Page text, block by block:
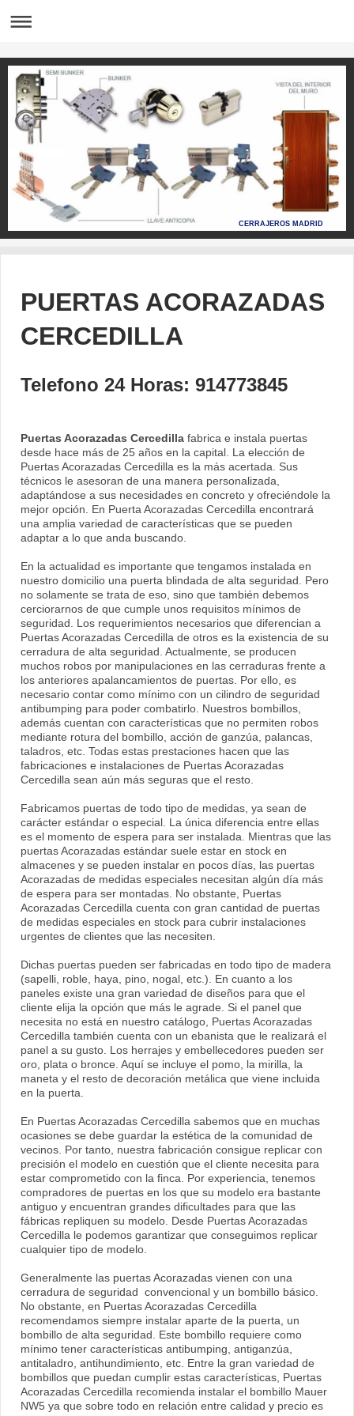
CERRAJEROS MADRID
PUERTAS ACORAZADAS
CERCEDILLA
Telefono 24 Horas: 914773845
Puertas Acorazadas Cercedilla fabrica e instala puertas
desde hace más de 25 años en la capital. La elección de
Puertas Acorazadas Cercedilla es la más acertada. Sus
técnicos le asesoran de una manera personalizada,
adaptándose a sus necesidades en concreto y ofreciéndole la
mejor opción. En Puerta Acorazadas Cercedilla encontrará
una amplia variedad de características que se pueden
adaptar a lo que anda buscando.
En la actualidad es importante que tengamos instalada en
nuestro domicilio una puerta blindada de alta seguridad. Pero
no solamente se trata de eso, sino que también debemos
cerciorarnos de que cumple unos requisitos mínimos de
seguridad. Los requerimientos necesarios que diferencian a
Puertas Acorazadas Cercedilla de otros es la existencia de su
cerradura de alta seguridad. Actualmente, se producen
muchos robos por manipulaciones en las cerraduras frente a
los anteriores apalancamientos de puertas. Por ello, es
necesario contar como mínimo con un cilindro de seguridad
antibumping para poder combatirlo. Nuestros bombillos,
además cuentan con características que no permiten robos
mediante rotura del bombillo, acción de ganzúa, palancas,
taladros, etc. Todas estas prestaciones hacen que las
fabricaciones e instalaciones de Puertas Acorazadas
Cercedilla sean aún más seguras que el resto.
Fabricamos puertas de todo tipo de medidas, ya sean de
carácter estándar o especial. La única diferencia entre ellas
es el momento de espera para ser instalada. Mientras que las
puertas Acorazadas estándar suele estar en stock en
almacenes y se pueden instalar en pocos días, las puertas
Acorazadas de medidas especiales necesitan algún día más
de espera para ser montadas. No obstante, Puertas
Acorazadas Cercedilla cuenta con gran cantidad de puertas
de medidas especiales en stock para cubrir instalaciones
urgentes de clientes que las necesiten.
Dichas puertas pueden ser fabricadas en todo tipo de madera
(sapelli, roble, haya, pino, nogal, etc.). En cuanto a los
paneles existe una gran variedad de diseños para que el
cliente elija la opción que más le agrade. Si el panel que
necesita no está en nuestro catálogo, Puertas Acorazadas
Cercedilla también cuenta con un ebanista que le realizará el
panel a su gusto. Los herrajes y embellecedores pueden ser
oro, plata o bronce. Aquí se incluye el pomo, la mirilla, la
maneta y el resto de decoración metálica que viene incluida
en la puerta.
En Puertas Acorazadas Cercedilla sabemos que en muchas
ocasiones se debe guardar la estética de la comunidad de
vecinos. Por tanto, nuestra fabricación consigue replicar con
precisión el modelo en cuestión que el cliente necesita para
estar comprometido con la finca. Por experiencia, tenemos
compradores de puertas en los que su modelo era bastante
antiguo y encuentran grandes dificultades para que las
fábricas repliquen su modelo. Desde Puertas Acorazadas
Cercedilla le podemos garantizar que conseguimos replicar
cualquier tipo de modelo.
Generalmente las puertas Acorazadas vienen con una
cerradura de seguridad convencional y un bombillo básico.
No obstante, en Puertas Acorazadas Cercedilla
recomendamos siempre instalar aparte de la puerta, un
bombillo de alta seguridad. Este bombillo requiere como
mínimo tener características antibumping, antiganzúa,
antitaladro, antihundimiento, etc. Entre la gran variedad de
bombillos que puedan cumplir estas características, Puertas
Acorazadas Cercedilla recomienda instalar el bombillo Mauer
NW5 ya que sobre todo en relación entre calidad y precio es